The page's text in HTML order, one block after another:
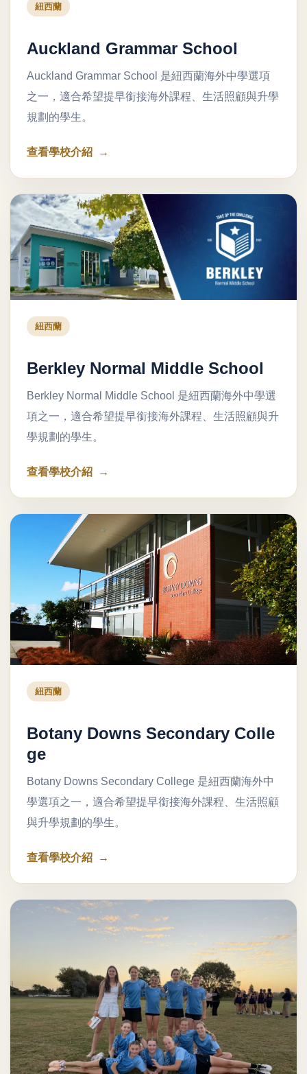
紐西蘭
Auckland Grammar School
Auckland Grammar School 是紐西蘭海外中學選項
之一，適合希望提早銜接海外課程、生活照顧與升學
規劃的學生。
查看學校介紹
紐西蘭
Berkley Normal Middle School
Berkley Normal Middle School 是紐西蘭海外中學選
項之一，適合希望提早銜接海外課程、生活照顧與升
學規劃的學生。
查看學校介紹
紐西蘭
Botany Downs Secondary Colle
ge
Botany Downs Secondary College 是紐西蘭海外中
學選項之一，適合希望提早銜接海外課程、生活照顧
與升學規劃的學生。
查看學校介紹